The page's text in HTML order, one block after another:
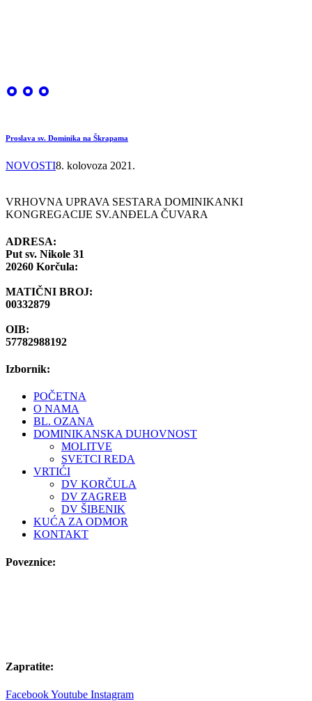
Proslava sv. Dominika na Škrapama
NOVOSTI8. kolovoza 2021.
VRHOVNA UPRAVA SESTARA DOMINIKANKI
KONGREGACIJE SV.ANĐELA ČUVARA
ADRESA:
Put sv. Nikole 31
20260 Korčula:
MATIČNI BROJ:
00332879
OIB:
57782988192
Izbornik:
POČETNA
O NAMA
BL. OZANA
DOMINIKANSKA DUHOVNOST
MOLITVE
SVETCI REDA
VRTIĆI
DV KORČULA
DV ZAGREB
DV ŠIBENIK
KUĆA ZA ODMOR
KONTAKT
Poveznice:
Zapratite:
FacebookYoutube Instagram